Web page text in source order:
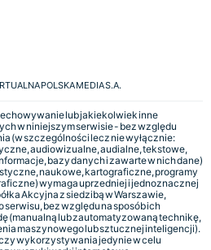
POLSKA MEDIA S.A.
lub jakiekolwiek inne
w niniejszym serwisie - bez względu
(w szczególności lecz nie wyłącznie:
audiowizualne, audialne, tekstowe,
bazy danych i zawarte w nich dane)
naukowe, kartograficzne, programy
wymaga uprzedniej i jednoznacznej
Akcyjna z siedzibą w Warszawie,
bez względu na sposób ich
(manualną lub zautomatyzowaną technikę,
maszynowego lub sztucznej inteligencji).
wykorzystywania jedynie w celu